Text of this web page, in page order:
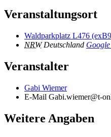
Veranstaltungsort
Waldparkplatz L476
NRW Deutschland
Veranstalter
Gabi Wiemer
E-Mail Gabi.wiemer@t-
Weitere Angaben